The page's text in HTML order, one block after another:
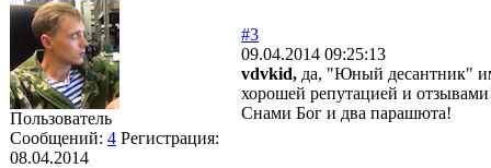
Пользователь
Сообщений: 4 Регистрация:
08.04.2014
#3
09.04.2014 09:25:13
vdvkid, да, "Юный десантник"
хорошей репутацией и
Снами Бог и два парашюта!